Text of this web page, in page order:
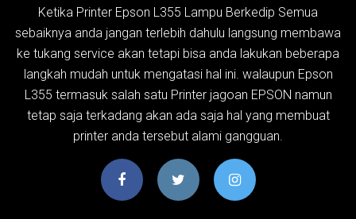
Ketika Printer Epson L355 Lampu Berkedip Semua
sebaiknya anda jangan terlebih dahulu langsung membawa
ke tukang service akan tetapi bisa anda lakukan beberapa
langkah mudah untuk mengatasi hal ini. walaupun Epson
L355 termasuk salah satu Printer jagoan EPSON namun
tetap saja terkadang akan ada saja hal yang membuat
printer anda tersebut alami gangguan.